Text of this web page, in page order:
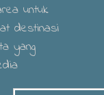
untuk
destinasi
yang